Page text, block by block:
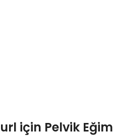
için Pelvik Eğim